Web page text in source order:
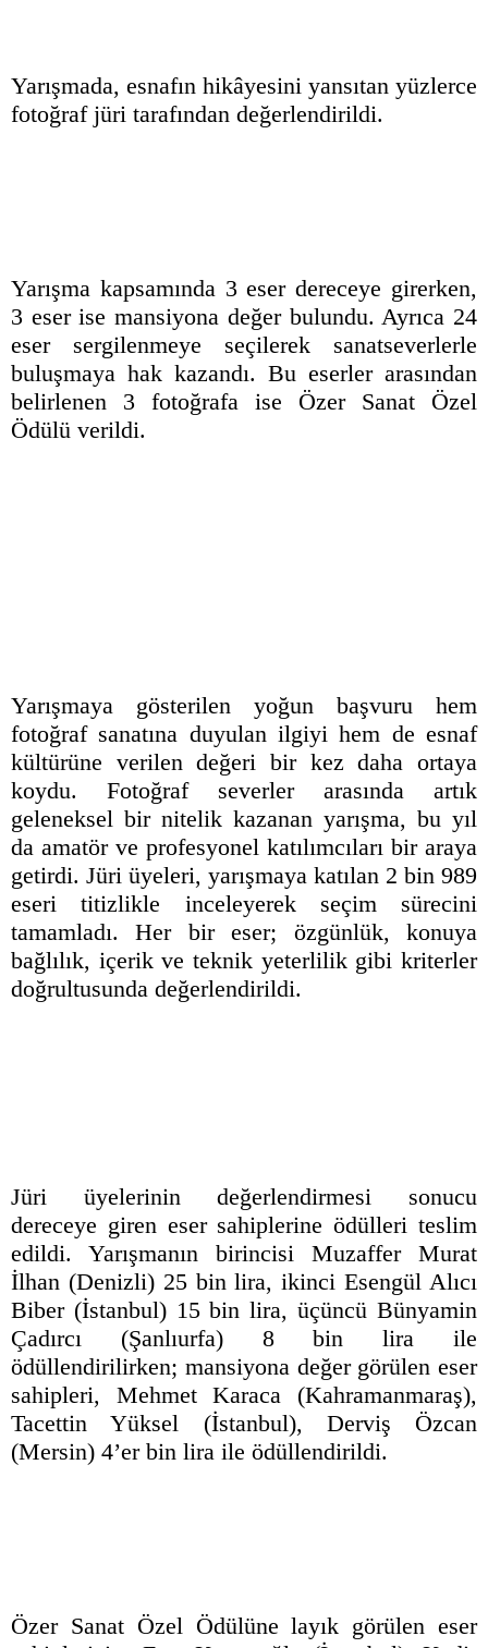
Yarışmada, esnafın hikâyesini yansıtan yüzlerce
fotoğraf jüri tarafından değerlendirildi.
Yarışma kapsamında 3 eser dereceye girerken,
3 eser ise mansiyona değer bulundu. Ayrıca 24
eser sergilenmeye seçilerek sanatseverlerle
buluşmaya hak kazandı. Bu eserler arasından
belirlenen 3 fotoğrafa ise Özer Sanat Özel
Ödülü verildi.
Yarışmaya gösterilen yoğun başvuru hem
fotoğraf sanatına duyulan ilgiyi hem de esnaf
kültürüne verilen değeri bir kez daha ortaya
koydu. Fotoğraf severler arasında artık
geleneksel bir nitelik kazanan yarışma, bu yıl
da amatör ve profesyonel katılımcıları bir araya
getirdi. Jüri üyeleri, yarışmaya katılan 2 bin 989
eseri titizlikle inceleyerek seçim sürecini
tamamladı. Her bir eser; özgünlük, konuya
bağlılık, içerik ve teknik yeterlilik gibi kriterler
doğrultusunda değerlendirildi.
Jüri üyelerinin değerlendirmesi sonucu
dereceye giren eser sahiplerine ödülleri teslim
edildi. Yarışmanın birincisi Muzaffer Murat
İlhan (Denizli) 25 bin lira, ikinci Esengül Alıcı
Biber (İstanbul) 15 bin lira, üçüncü Bünyamin
Çadırcı (Şanlıurfa) 8 bin lira ile
ödüllendirilirken; mansiyona değer görülen eser
sahipleri, Mehmet Karaca (Kahramanmaraş),
Tacettin Yüksel (İstanbul), Derviş Özcan
(Mersin) 4’er bin lira ile ödüllendirildi.
Özer Sanat Özel Ödülüne layık görülen eser